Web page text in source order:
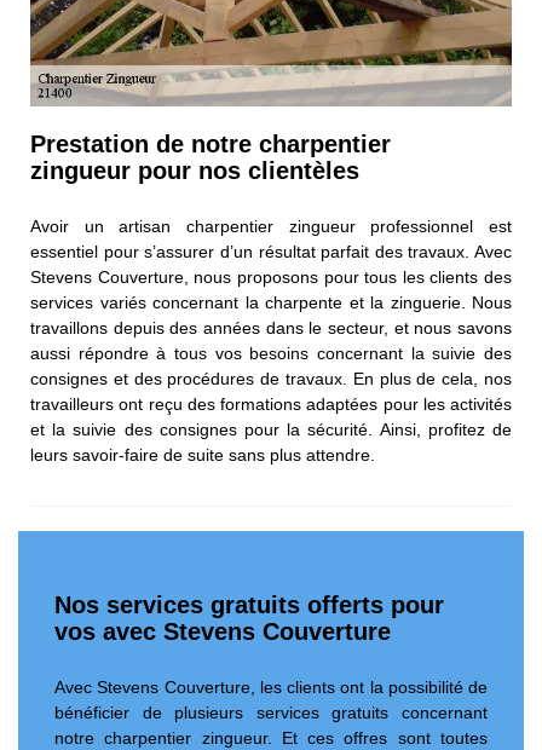
Prestation de notre charpentier
zingueur pour nos clientèles
Avoir un artisan charpentier zingueur professionnel est
essentiel pour s’assurer d’un résultat parfait des travaux. Avec
Stevens Couverture, nous proposons pour tous les clients des
services variés concernant la charpente et la zinguerie. Nous
travaillons depuis des années dans le secteur, et nous savons
aussi répondre à tous vos besoins concernant la suivie des
consignes et des procédures de travaux. En plus de cela, nos
travailleurs ont reçu des formations adaptées pour les activités
et la suivie des consignes pour la sécurité. Ainsi, profitez de
leurs savoir-faire de suite sans plus attendre.
Nos services gratuits offerts pour
vos avec Stevens Couverture
Avec Stevens Couverture, les clients ont la possibilité de
bénéficier de plusieurs services gratuits concernant
notre charpentier zingueur. Et ces offres sont toutes